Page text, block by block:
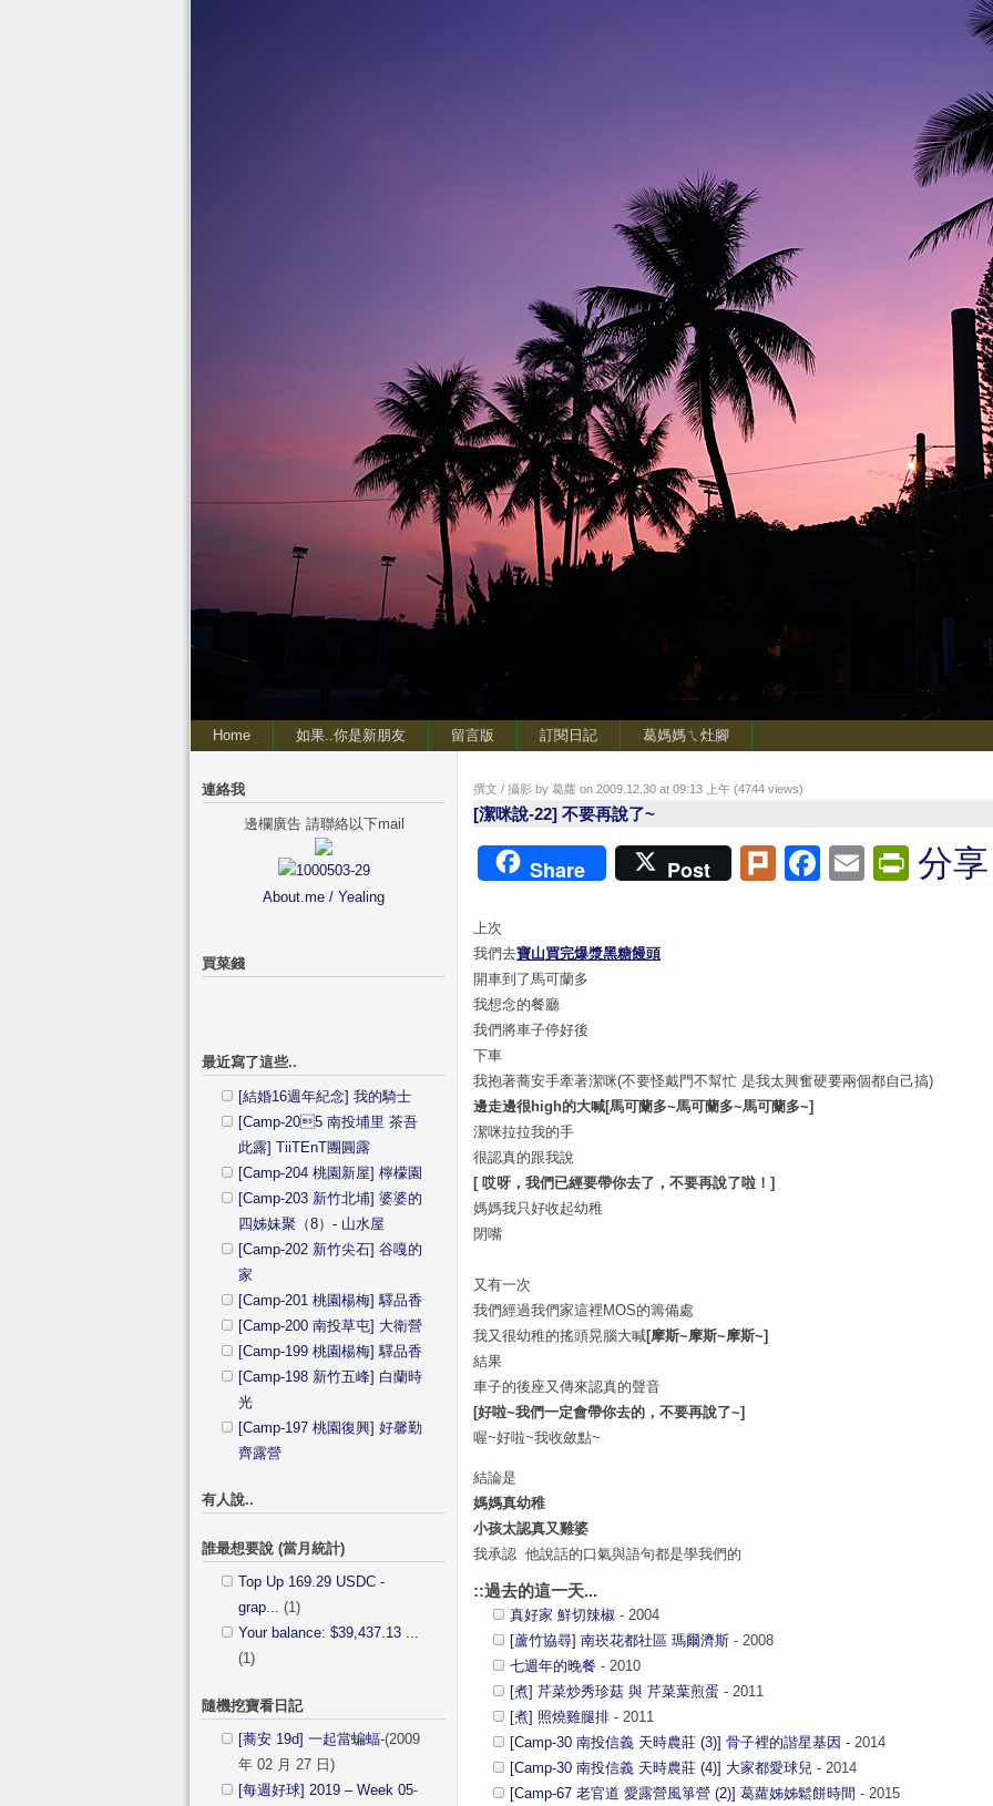
Home 如果..你是新朋友 留言版 訂閱日記 葛媽媽ㄟ灶腳
撰文 / 攝影 by 葛蘿 on 2009.12.30 at 09:13 上午 (4744 views)
[潔咪說-22] 不要再說了~
Share Post PlurkFacebook
Email分享
上次
我們去寶山買完爆漿黑糖饅頭
開車到了馬可蘭多
我想念的餐廳
我們將車子停好後
下車
我抱著蕎安手牽著潔咪(不要怪戴門不幫忙 是我太興奮硬要兩個都自己搞)
邊走邊很high的大喊[馬可蘭多~馬可蘭多~馬可蘭多~]
潔咪拉拉我的手
很認真的跟我說
[ 哎呀，我們已經要帶你去了，不要再說了啦！]
媽媽我只好收起幼稚
閉嘴
又有一次
我們經過我們家這裡MOS的籌備處
我又很幼稚的搖頭晃腦大喊[摩斯~摩斯~摩斯~]
結果
車子的後座又傳來認真的聲音
[好啦~我們一定會帶你去的，不要再說了~]
喔~好啦~我收斂點~
結論是
媽媽真幼稚
小孩太認真又雞婆
我承認 他說話的口氣與語句都是學我們的
::過去的這一天...
真好家 鮮切辣椒 - 2004
[蘆竹協尋] 南崁花都社區 瑪爾濟斯 - 2008
七週年的晚餐 - 2010
[煮] 芹菜炒秀珍菇 與 芹菜葉煎蛋 - 2011
[煮] 照燒雞腿排 - 2011
[Camp-30 南投信義 天時農莊 (3)] 骨子裡的諧星基因 - 2014
[Camp-30 南投信義 天時農莊 (4)] 大家都愛球兒 - 2014
[Camp-67 老官道 愛露營風箏營 (2)] 葛蘿姊姊鬆餅時間 - 2015
連絡我
邊欄廣告 請聯絡以下mail
About.me / Yealing
買菜錢
最近寫了這些..
[結婚16週年紀念] 我的騎士
[Camp-205 南投埔里 茶吾
此露] TiiTEnT團圓露
[Camp-204 桃園新屋] 檸檬園
[Camp-203 新竹北埔] 婆婆的
四姊妹聚（8）- 山水屋
[Camp-202 新竹尖石] 谷嘎的
家
[Camp-201 桃園楊梅] 驛品香
[Camp-200 南投草屯] 大衛營
[Camp-199 桃園楊梅] 驛品香
[Camp-198 新竹五峰] 白蘭時
光
[Camp-197 桃園復興] 好馨勤
齊露營
有人說..
誰最想要說 (當月統計)
Top Up 169.29 USDC -
grap... (1)
Your balance: $39,437.13 ...
(1)
隨機挖寶看日記
[蕎安 19d] 一起當蝙蝠-(2009
年 02 月 27 日)
[每週好球] 2019 – Week 05-